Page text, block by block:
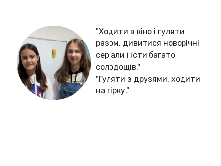
"Ходити в кіно і гуляти
разом, дивитися новорічні
серіали і їсти багато
солодощів."
"Гуляти з друзями, ходити
на гірку."